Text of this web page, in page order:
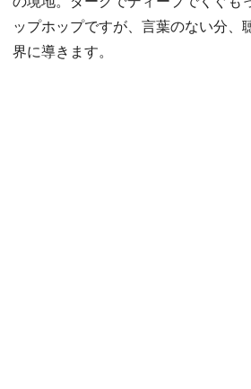
ップホップですが、言葉のない分、
界に導きます。